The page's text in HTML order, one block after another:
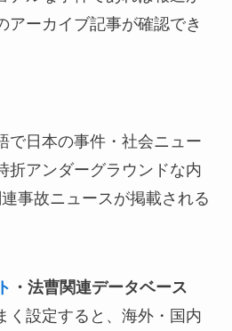
アーカイブ記事が確認でき
で日本の事件・社会ニュー
折アンダーグラウンドな内
事故ニュースが掲載される
・法曹関連データベース
く設定すると、海外・国内